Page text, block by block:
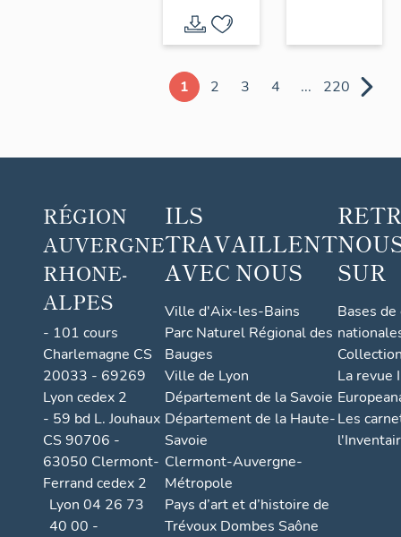
de
Montbrison
Couzan
1 2 3 4 ... 220
RÉGION
AUVERGNE
RHONE-
ALPES
- 101 cours
Charlemagne CS
20033 - 69269
Lyon cedex 2
- 59 bd L. Jouhaux
CS 90706 -
63050 Clermont-
Ferrand cedex 2
Lyon 04 26 73
40 00 -
ILS
TRAVAILLENT
AVEC NOUS
Ville d'Aix-les-Bains
Parc Naturel Régional des
Bauges
Ville de Lyon
Département de la Savoie
Département de la Haute-
Savoie
Clermont-Auvergne-
Métropole
Pays d’art et d’histoire de
Trévoux Dombes Saône
SUR
Bases
La revue
Les